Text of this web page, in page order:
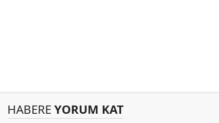
HABERE YORUM KAT